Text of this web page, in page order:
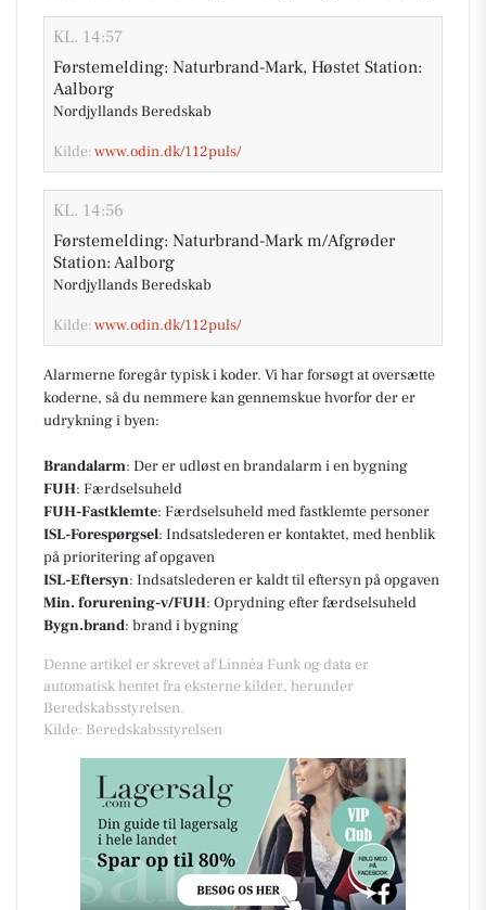
KL. 14:57
Førstemelding: Naturbrand-Mark, Høstet Station:
Aalborg
Nordjyllands Beredskab
Kilde:www.odin.dk/112puls/
KL. 14:56
Førstemelding: Naturbrand-Mark m/Afgrøder
Station: Aalborg
Nordjyllands Beredskab
Kilde:www.odin.dk/112puls/
Alarmerne foregår typisk i koder. Vi har forsøgt at oversætte
koderne, så du nemmere kan gennemskue hvorfor der er
udrykning i byen:
Brandalarm: Der er udløst en brandalarm i en bygning
FUH: Færdselsuheld
FUH-Fastklemte: Færdselsuheld med fastklemte personer
ISL-Forespørgsel: Indsatslederen er kontaktet, med henblik
på prioritering af opgaven
ISL-Eftersyn: Indsatslederen er kaldt til eftersyn på opgaven
Min. forurening-v/FUH: Oprydning efter færdselsuheld
Bygn.brand: brand i bygning
Denne artikel er skrevet af Linnéa Funk og data er
automatisk hentet fra eksterne kilder, herunder
Beredskabsstyrelsen.
Kilde: Beredskabsstyrelsen